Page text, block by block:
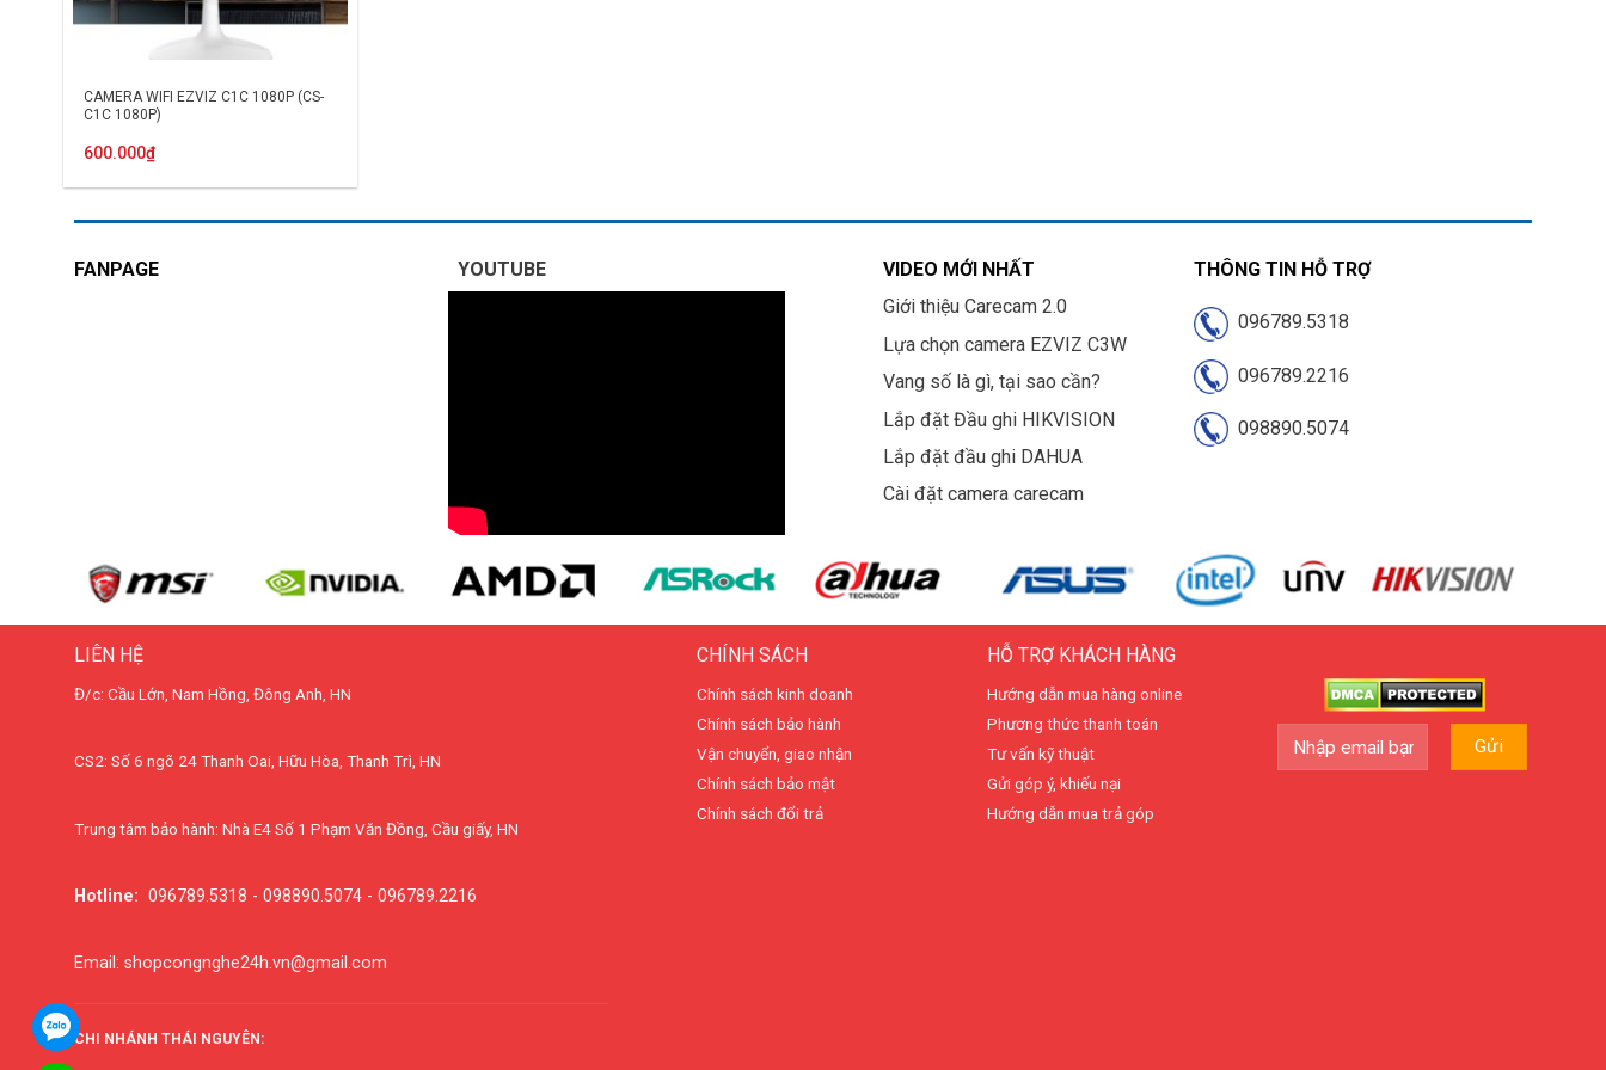
CAMERA WIFI EZVIZ C1C 1080P (CS-
C1C 1080P)
600.000₫
FANPAGE YOUTUBE
VIDEO MỚI NHẤT
Giới thiệu Carecam 2.0
Lựa chọn camera EZVIZ C3W
Vang số là gì, tại sao cần?
Lắp đặt Đầu ghi HIKVISION
Lắp đặt đầu ghi DAHUA
Cài đặt camera carecam
THÔNG TIN HỖ TRỢ
096789.5318
096789.2216
098890.5074
LIÊN HỆ
Đ/c: Cầu Lớn, Nam Hồng, Đông Anh, HN
CS2: Số 6 ngõ 24 Thanh Oai, Hữu Hòa, Thanh Trì, HN
Trung tâm bảo hành: Nhà E4 Số 1 Phạm Văn Đồng, Cầu giấy, HN
Hotline: 096789.5318 - 098890.5074 - 096789.2216
Email: shopcongnghe24h.vn@gmail.com
CHI NHÁNH THÁI NGUYÊN:
CHÍNH SÁCH
Chính sách kinh doanh
Chính sách bảo hành
Vận chuyển, giao nhận
Chính sách bảo mật
Chính sách đổi trả
HỖ TRỢ KHÁCH HÀNG
Hướng dẫn mua hàng online
Phương thức thanh toán
Tư vấn kỹ thuật
Gửi góp ý, khiếu nại
Hướng dẫn mua trả góp